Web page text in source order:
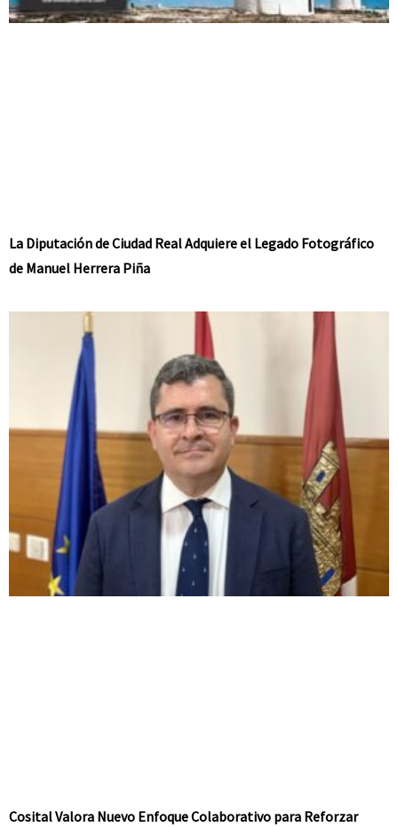
La Diputación de Ciudad Real Adquiere el Legado Fotográfico
de Manuel Herrera Piña
Cosital Valora Nuevo Enfoque Colaborativo para Reforzar